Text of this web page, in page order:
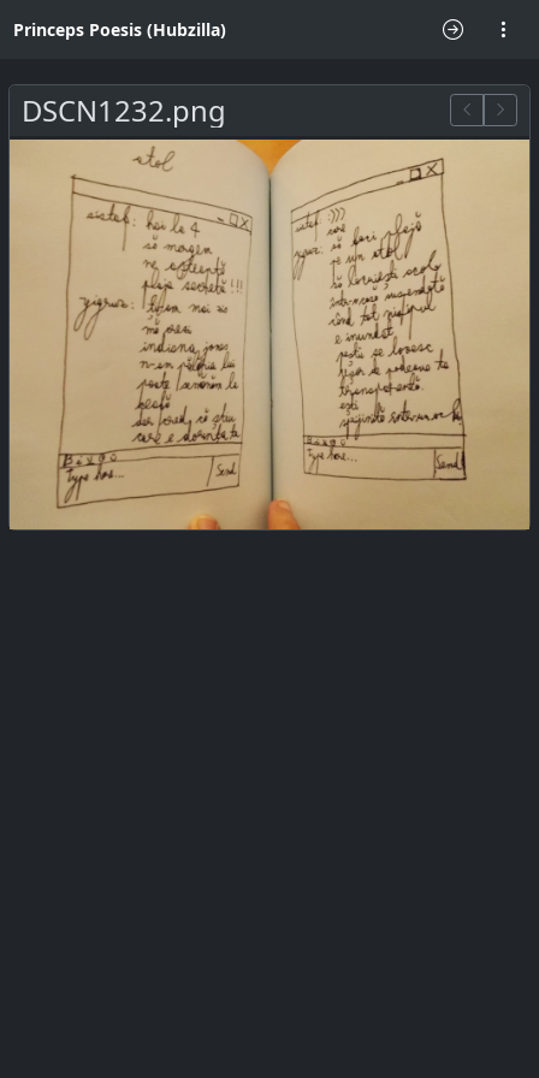
Princeps Poesis (Hubzilla)
DSCN1232.png